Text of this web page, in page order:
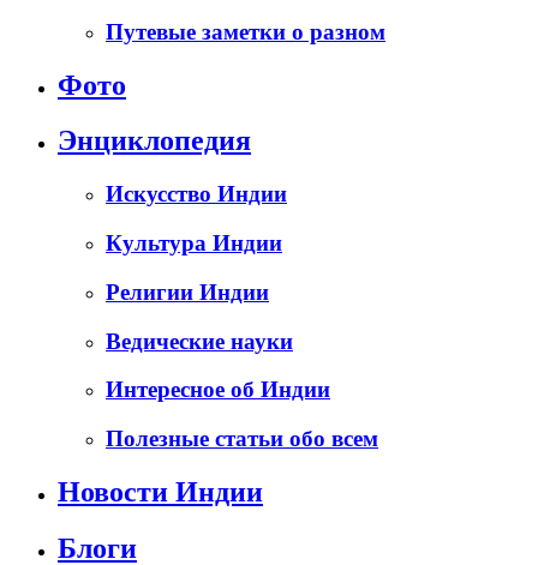
Путевые заметки о разном
Фото
Энциклопедия
Искусство Индии
Культура Индии
Религии Индии
Ведические науки
Интересное об Индии
Полезные статьи обо всем
Новости Индии
Блоги